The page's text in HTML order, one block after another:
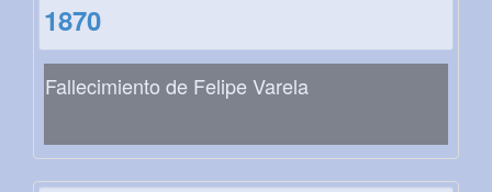
1870
Fallecimiento de Felipe Varela